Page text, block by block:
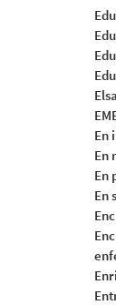
En
En
En
En